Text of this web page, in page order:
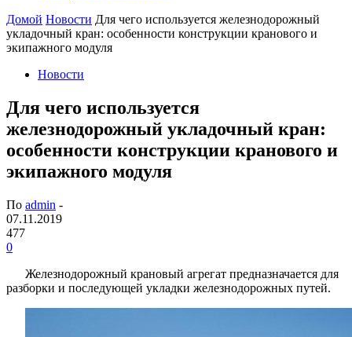
Домой Новости Для чего используется железнодорожный
укладочный кран: особенности конструкции кранового и
экипажного модуля
Новости
Для чего используется
железнодорожный укладочный кран:
особенности конструкции кранового и
экипажного модуля
По admin -
07.11.2019
477
0
Железнодорожный крановый агрегат предназначается для
разборки и последующей укладки железнодорожных путей.